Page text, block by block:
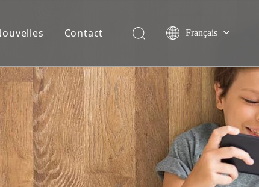
Contact Français
Español
Deutsch
Italiano
Nederlands